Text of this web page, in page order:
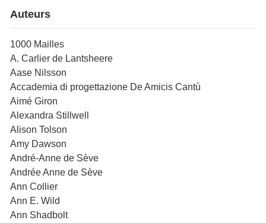
Auteurs
1000 Mailles
A. Carlier de Lantsheere
Aase Nilsson
Accademia di progettazione De Amicis Cantù
Aimé Giron
Alexandra Stillwell
Alison Tolson
Amy Dawson
André-Anne de Sève
Andrée Anne de Sève
Ann Collier
Ann E. Wild
Ann Shadbolt